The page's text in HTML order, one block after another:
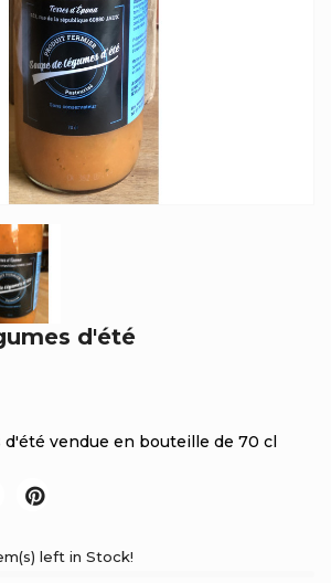
d'été
d'été vendue en bouteille de 70 cl
left in Stock!